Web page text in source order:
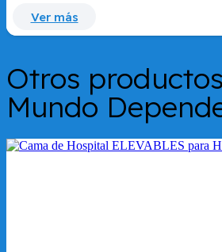
Ver más
Otros
Mundo